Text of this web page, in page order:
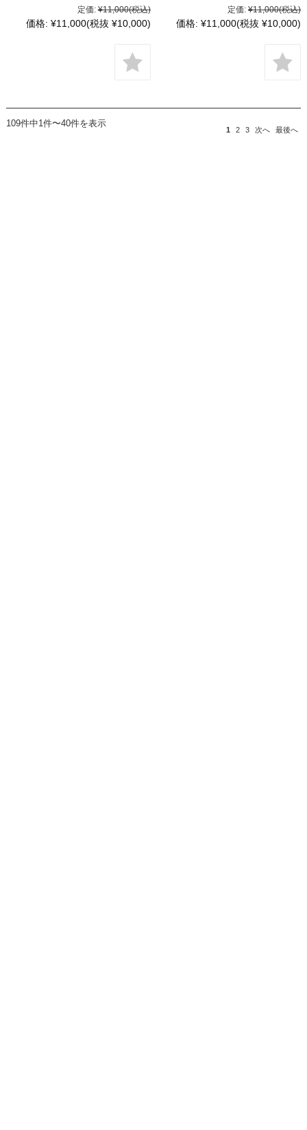
定価: ¥11,000(税込)
価格: ¥11,000(税抜 ¥10,000)
定価: ¥11,000(税込)
価格: ¥11,000(税抜 ¥10,000)
109件中1件〜40件を表示
1 2 3 次へ 最後へ